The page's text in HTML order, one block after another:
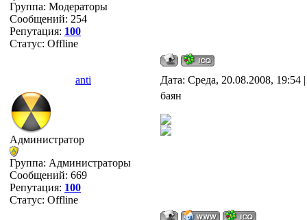
Группа: Модераторы
Сообщений: 254
Репутация: 100
Статус: Offline
anti Дата: Среда, 20.08.2008,
Администратор
Группа: Администраторы
Сообщений: 669
Репутация: 100
Статус: Offline
баян